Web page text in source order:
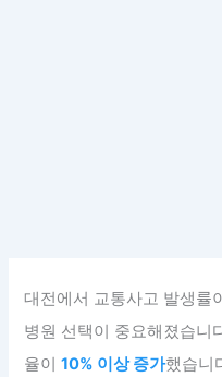
대전에서 교통사고 발생률
병원 선택이 중요해졌습니
율이10% 이상 증가했습니